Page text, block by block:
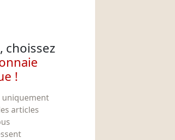
choissez
!
uniquement
articles